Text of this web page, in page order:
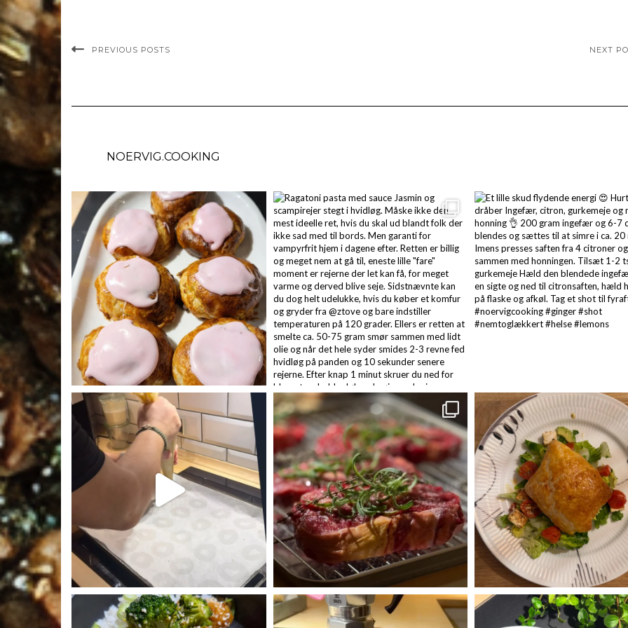
PREVIOUS POSTS NEXT
NOERVIG.COOKING